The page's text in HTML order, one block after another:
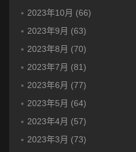
2023年10月 (66)
2023年9月 (63)
2023年8月 (70)
2023年7月 (81)
2023年6月 (77)
2023年5月 (64)
2023年4月 (57)
2023年3月 (73)